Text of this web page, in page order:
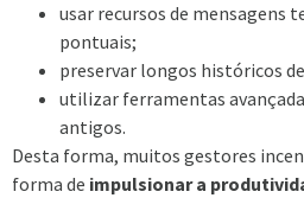
usar recursos de mensagens
pontuais;
preservar longos históricos
utilizar ferramentas
antigos.
Desta forma, muitos gestores
forma de impulsionar a